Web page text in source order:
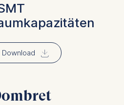
Download ⇓